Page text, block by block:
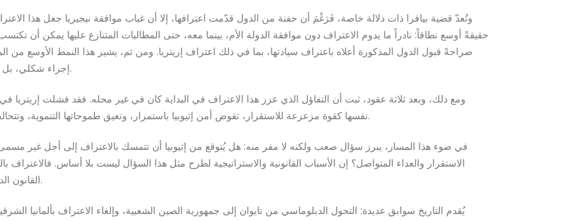
وتُعدّ قضية بيافرا ذات دلالة خاصة، فَرَغْمَ أن حفنة من الدول قدّمت اعترافها، إلا أن غياب موافقة نيجيريا جعل هذا
حقيقةً أوسع نطاقاً: نادراً ما يدوم الاعتراف دون موافقة الدولة الأم، بينما معه، حتى المطالبات المتنازع عليها يمكن أن
صراحةً قبول الدول المذكورة أعلاه باعتراف سيادتها، بما في ذلك اعتراف إريتريا. ومن ثم، يشير هذا النمط الأوسع من
إجراء شكلي، بل كان العامل الحاسم الذي حوّل إريتريا من حركة تمرد إلى دولة معترف بها.
ومع ذلك، وبعد ثلاثة عقود، ثبت أن التفاؤل الذي عزز هذا الاعتراف في البداية كان في غير محله. فقد فشلت
نفسها كقوة مزعزعة للاستقرار، تقوض أمن إثيوبيا باستمرار، وتعيق طموحاتها التنموية، وتتحالف مع قوى معادية مثل مصر لاحتواء نفوذ إثيوبيا وعرقلة طموحاتها البحرية.
في ضوء هذا المسار، يبرز سؤال صعب ولكنه لا مفر منه: هل يُتوقع من إثيوبيا أن تتمسك بالاعتراف إلى أجل غير
الاستقرار والعداء المتواصل؟ إن الأسباب القانونية والاستراتيجية لطرح مثل هذا السؤال ليست بلا أساس. فالاعتراف
القانون الدولي الدولة بتأبيد الاعتراف إذا تآكلت الشروط التي بررته في المقام الأول.
يُقدم التاريخ سوابق عديدة: التحول الدبلوماسي من تايوان إلى جمهورية الصين الشعبية، وإلغاء الاعتراف بألمانيا